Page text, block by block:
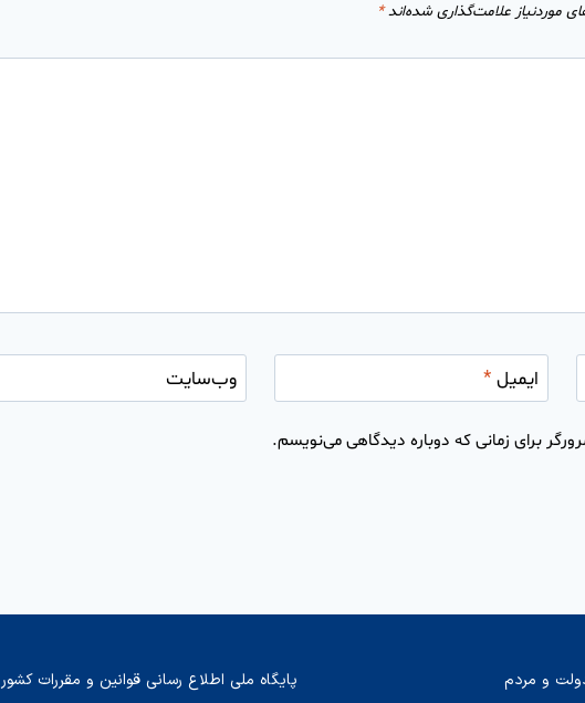
موردنیاز علامت‌گذاری شده‌اند*
ایمیل * وب‌سایت
برای زمانی که دوباره دیدگاهی می‌نویسم.
و مردم پایگاه ملی اطلاع رسانی قوانین و مقررات کشور